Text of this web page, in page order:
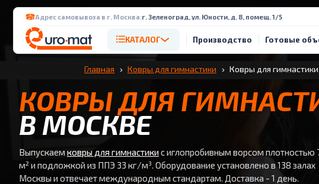
Адрес самовывоза в г. Москва:г. Зеленоград, ул. Юности, д. 8, помещ. 1/5
КАТАЛОГ Производство Готовые
Главная Ковры для гимнастики Ковры для
КОВРЫ ДЛЯ
В МОСКВЕ
Выпускаем ковры для гимнастики с иглопробивным ворсом плотностью
м² и подложкой из ППЭ 33 кг/м³. Оборудование установлено в 138 залах
Москвы и отвечает международным стандартам. Доставка - 1 день.